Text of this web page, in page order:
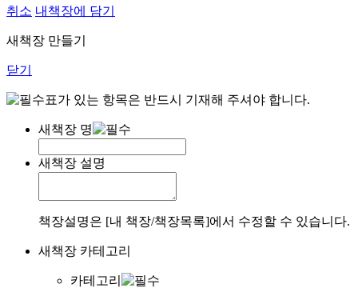
취소 내책장에 담기
새책장 만들기
닫기
표가 있는 항목은 반드시 기재해 주셔야 합니다.
새책장 명
새책장 설명
책장설명은 [내 책장/책장목록]에서 수정할 수 있습니다.
새책장 카테고리
카테고리